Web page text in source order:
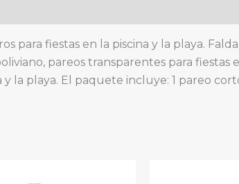
gasa
quantity
para fiestas en la piscina y la playa.
pareos transparentes para fiestas
y la playa. El paquete incluye: 1 pareo